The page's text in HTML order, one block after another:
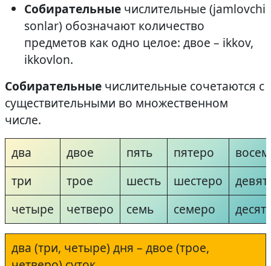
Собирательные числительные (jamlovchi
sonlar) обозначают количество
предметов как одно целое: двое – ikkov,
ikkovlon.
Собирательные числительные сочетаются с
существительными во множественном
числе.
два
двое пять пятеро
три
трое шесть шестеро
четыре
четверо семь семеро
два (три, четыре) дня – двое (трое,